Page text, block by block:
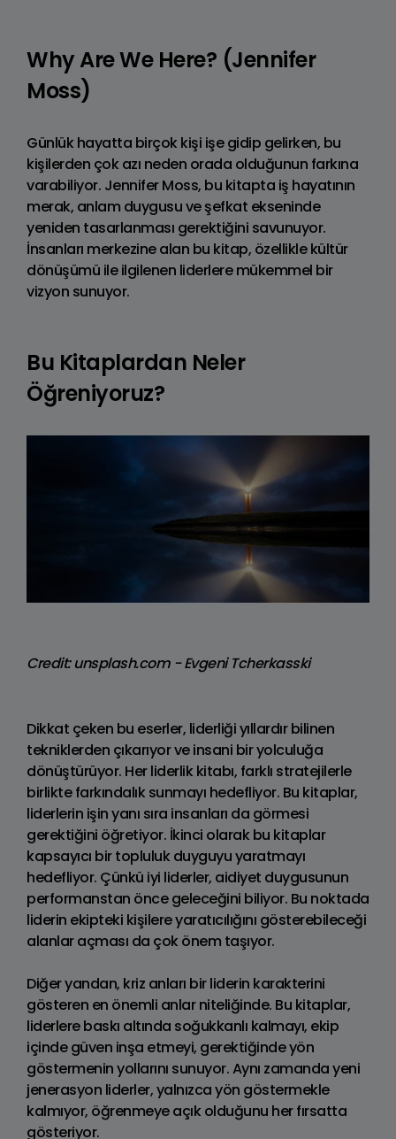
Why Are We Here? (Jennifer
Moss)
Günlük hayatta birçok kişi işe gidip gelirken, bu
kişilerden çok azı neden orada olduğunun farkına
varabiliyor. Jennifer Moss, bu kitapta iş hayatının
merak, anlam duygusu ve şefkat ekseninde
yeniden tasarlanması gerektiğini savunuyor.
İnsanları merkezine alan bu kitap, özellikle kültür
dönüşümü ile ilgilenen liderlere mükemmel bir
vizyon sunuyor.
Bu Kitaplardan Neler
Öğreniyoruz?
Credit: unsplash.com - Evgeni Tcherkasski
Dikkat çeken bu eserler, liderliği yıllardır bilinen
tekniklerden çıkarıyor ve insani bir yolculuğa
dönüştürüyor. Her liderlik kitabı, farklı stratejilerle
birlikte farkındalık sunmayı hedefliyor. Bu kitaplar,
liderlerin işin yanı sıra insanları da görmesi
gerektiğini öğretiyor. İkinci olarak bu kitaplar
kapsayıcı bir topluluk duyguyu yaratmayı
hedefliyor. Çünkü iyi liderler, aidiyet duygusunun
performanstan önce geleceğini biliyor. Bu noktada
liderin ekipteki kişilere yaratıcılığını gösterebileceği
alanlar açması da çok önem taşıyor.
Diğer yandan, kriz anları bir liderin karakterini
gösteren en önemli anlar niteliğinde. Bu kitaplar,
liderlere baskı altında soğukkanlı kalmayı, ekip
içinde güven inşa etmeyi, gerektiğinde yön
göstermenin yollarını sunuyor. Aynı zamanda yeni
jenerasyon liderler, yalnızca yön göstermekle
kalmıyor, öğrenmeye açık olduğunu her fırsatta
gösteriyor.